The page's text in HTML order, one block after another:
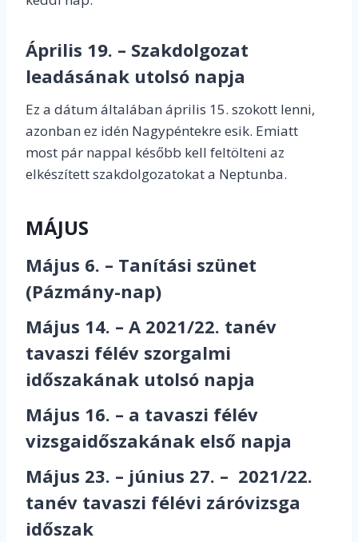
Április 19. – Szakdolgozat
leadásának utolsó napja
Ez a dátum általában április 15. szokott lenni,
azonban ez idén Nagypéntekre esik. Emiatt
most pár nappal később kell feltölteni az
elkészített szakdolgozatokat a Neptunba.
MÁJUS
Május 6. – Tanítási szünet
(Pázmány-nap)
Május 14. – A 2021/22. tanév
tavaszi félév szorgalmi
időszakának utolsó napja
Május 16. – a tavaszi félév
vizsgaidőszakának első napja
Május 23. – június 27. – 2021/22.
tanév tavaszi félévi záróvizsga
időszak